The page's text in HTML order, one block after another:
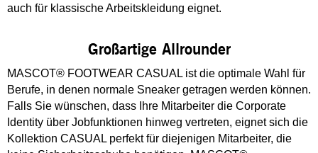
auch für klassische Arbeitskleidung eignet.
Großartige Allrounder
MASCOT® FOOTWEAR CASUAL ist die optimale Wahl für
Berufe, in denen normale Sneaker getragen werden können.
Falls Sie wünschen, dass Ihre Mitarbeiter die Corporate
Identity über Jobfunktionen hinweg vertreten, eignet sich die
Kollektion CASUAL perfekt für diejenigen Mitarbeiter, die